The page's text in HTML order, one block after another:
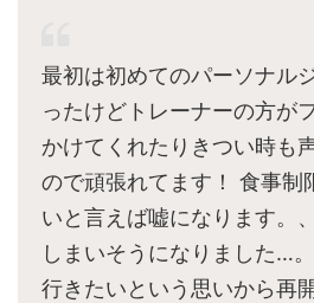
最初は初めてのパーソナル
ったけどトレーナーの方が
かけてくれたりきつい時も
ので頑張れてます！ 食事制
いと言えば嘘になります。
しまいそうになりました…
行きたいという思いから再